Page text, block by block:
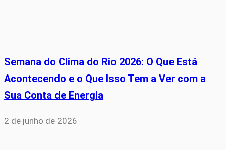
Semana do Clima do Rio 2026: O Que Está
Acontecendo e o Que Isso Tem a Ver com a
Sua Conta de Energia
2 de junho de 2026